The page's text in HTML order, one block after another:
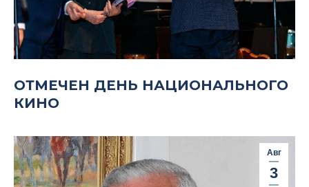
ОТМЕЧЕН ДЕНЬ НАЦИОНАЛЬНОГО
КИНО
Авг
3